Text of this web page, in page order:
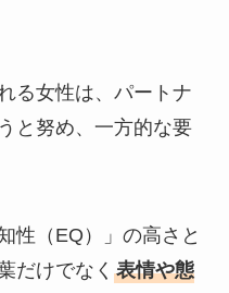
る女性は、パートナ
と努め、一方的な要
性（EQ）」の高さと
だけでなく 表情や態